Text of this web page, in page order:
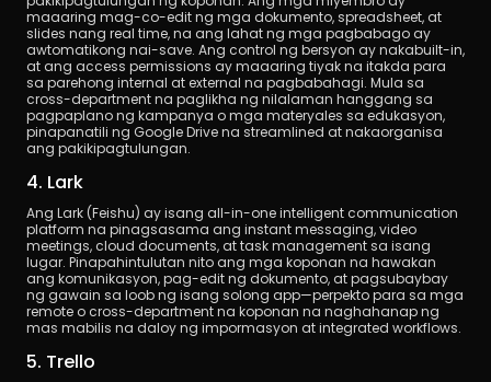
maaaring mag-co-edit ng mga dokumento, spreadsheet, at
slides nang real time, na ang lahat ng mga pagbabago ay
awtomatikong nai-save. Ang control ng bersyon ay nakabuilt-in,
at ang access permissions ay maaaring tiyak na itakda para
sa parehong internal at external na pagbabahagi. Mula sa
cross-department na paglikha ng nilalaman hanggang sa
pagpaplano ng kampanya o mga materyales sa edukasyon,
pinapanatili ng Google Drive na streamlined at nakaorganisa
ang pakikipagtulungan.
4. Lark
Ang Lark (Feishu) ay isang all-in-one intelligent communication
platform na pinagsasama ang instant messaging, video
meetings, cloud documents, at task management sa isang
lugar. Pinapahintulutan nito ang mga koponan na hawakan
ang komunikasyon, pag-edit ng dokumento, at pagsubaybay
ng gawain sa loob ng isang solong app—perpekto para sa mga
remote o cross-department na koponan na naghahanap ng
mas mabilis na daloy ng impormasyon at integrated workflows.
5. Trello